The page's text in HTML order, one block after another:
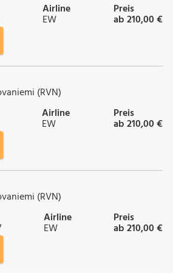
Airline
EW
Preis
ab 210,00 €
(RVN)
Airline
EW
Preis
ab 210,00 €
(RVN)
Airline
EW
Preis
ab 210,00 €